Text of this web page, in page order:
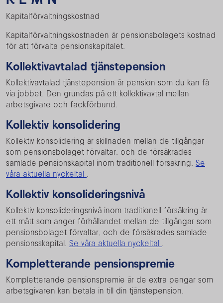
Kapitalförvaltningskostnad
Kapitalförvaltningskostnaden är pensionsbolagets kostnad
för att förvalta pensionskapitalet.
Kollektivavtalad tjänstepension
Kollektivavtalad tjänstepension är pension som du kan få
via jobbet. Den grundas på ett kollektivavtal mellan
arbetsgivare och fackförbund.
Kollektiv konsolidering
Kollektiv konsolidering är skillnaden mellan de tillgångar
som pensionsbolaget förvaltar, och de försäkrades
samlade pensionskapital inom traditionell försäkring. Se
våra aktuella nyckeltal .
Kollektiv konsolideringsnivå
Kollektiv konsolideringsnivå inom traditionell försäkring är
ett mått som anger förhållandet mellan de tillgångar som
pensionsbolaget förvaltar, och de försäkrades samlade
pensionsskapital. Se våra aktuella nyckeltal .
Kompletterande pensionspremie
Kompletterande pensionspremie är de extra pengar som
arbetsgivaren kan betala in till din tjänstepension.